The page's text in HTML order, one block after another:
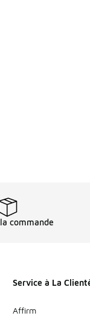
commande
Service à La
Affirm